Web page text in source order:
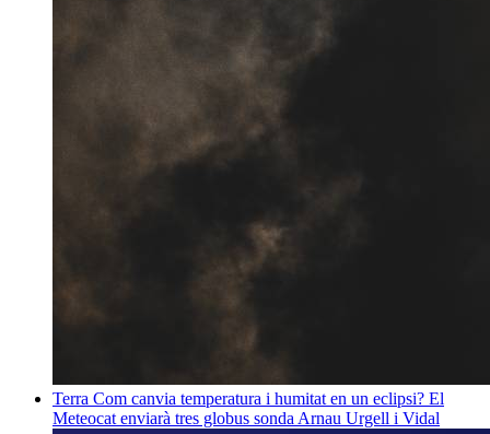
Terra Com canvia temperatura i humitat en un eclipsi? El
Meteocat enviarà tres globus sonda Arnau Urgell i Vidal